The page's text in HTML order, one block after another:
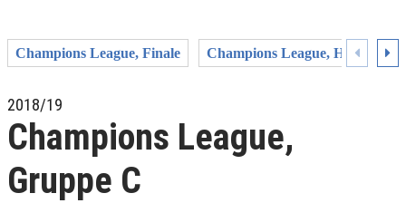
Champions League, Finale Champions League, Halbfinale
2018/19
Champions League,
Gruppe C